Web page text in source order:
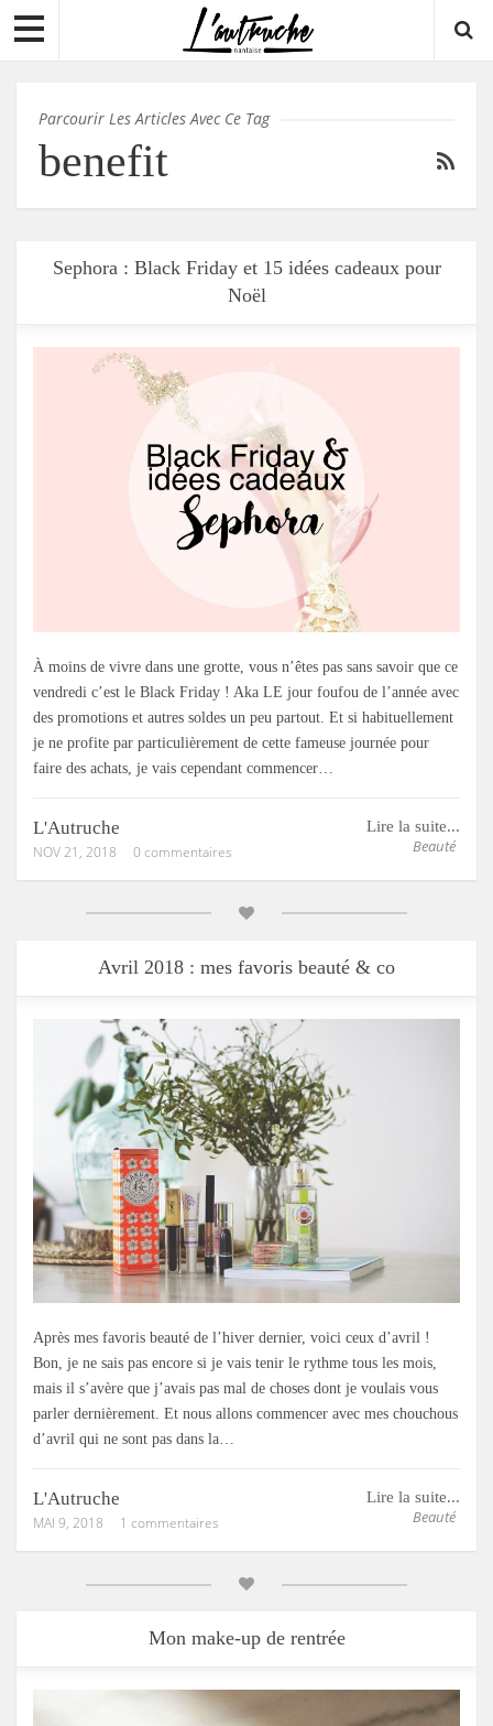
Parcourir Les Articles Avec Ce Tag
benefit
Sephora : Black Friday et 15 idées cadeaux pour
Noël
À moins de vivre dans une grotte, vous n’êtes pas sans savoir que ce
vendredi c’est le Black Friday ! Aka LE jour foufou de l’année avec
des promotions et autres soldes un peu partout. Et si habituellement
je ne profite par particulièrement de cette fameuse journée pour
faire des achats, je vais cependant commencer…
Lire la suite...
Beauté
L'Autruche
NOV 21, 2018 0 commentaires
Avril 2018 : mes favoris beauté & co
Après mes favoris beauté de l’hiver dernier, voici ceux d’avril !
Bon, je ne sais pas encore si je vais tenir le rythme tous les mois,
mais il s’avère que j’avais pas mal de choses dont je voulais vous
parler dernièrement. Et nous allons commencer avec mes chouchous
d’avril qui ne sont pas dans la…
Lire la suite...
Beauté
L'Autruche
MAI 9, 2018 1 commentaires
Mon make-up de rentrée